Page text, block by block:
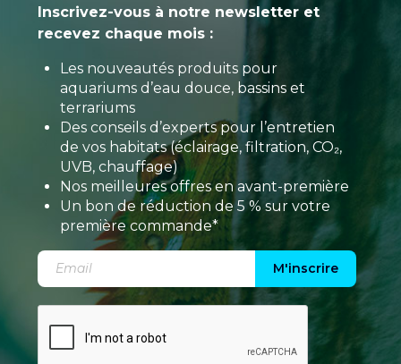
Inscrivez-vous à notre newsletter et
recevez chaque mois :
Les nouveautés produits pour
aquariums d’eau douce, bassins et
terrariums
Des conseils d’experts pour l’entretien
de vos habitats (éclairage, filtration, CO₂,
UVB, chauffage)
Nos meilleures offres en avant-première
Un bon de réduction de 5 % sur votre
première commande*
M'inscrire